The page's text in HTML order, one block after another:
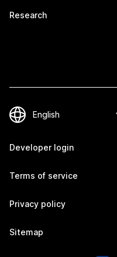
Research
Developer login
Terms of service
Privacy policy
Sitemap